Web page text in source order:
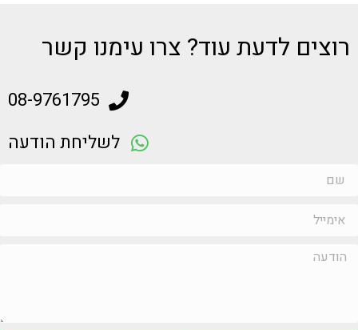
רוצים לדעת עוד? צרו עימנו קשר
08-9761795
לשליחת הודעה